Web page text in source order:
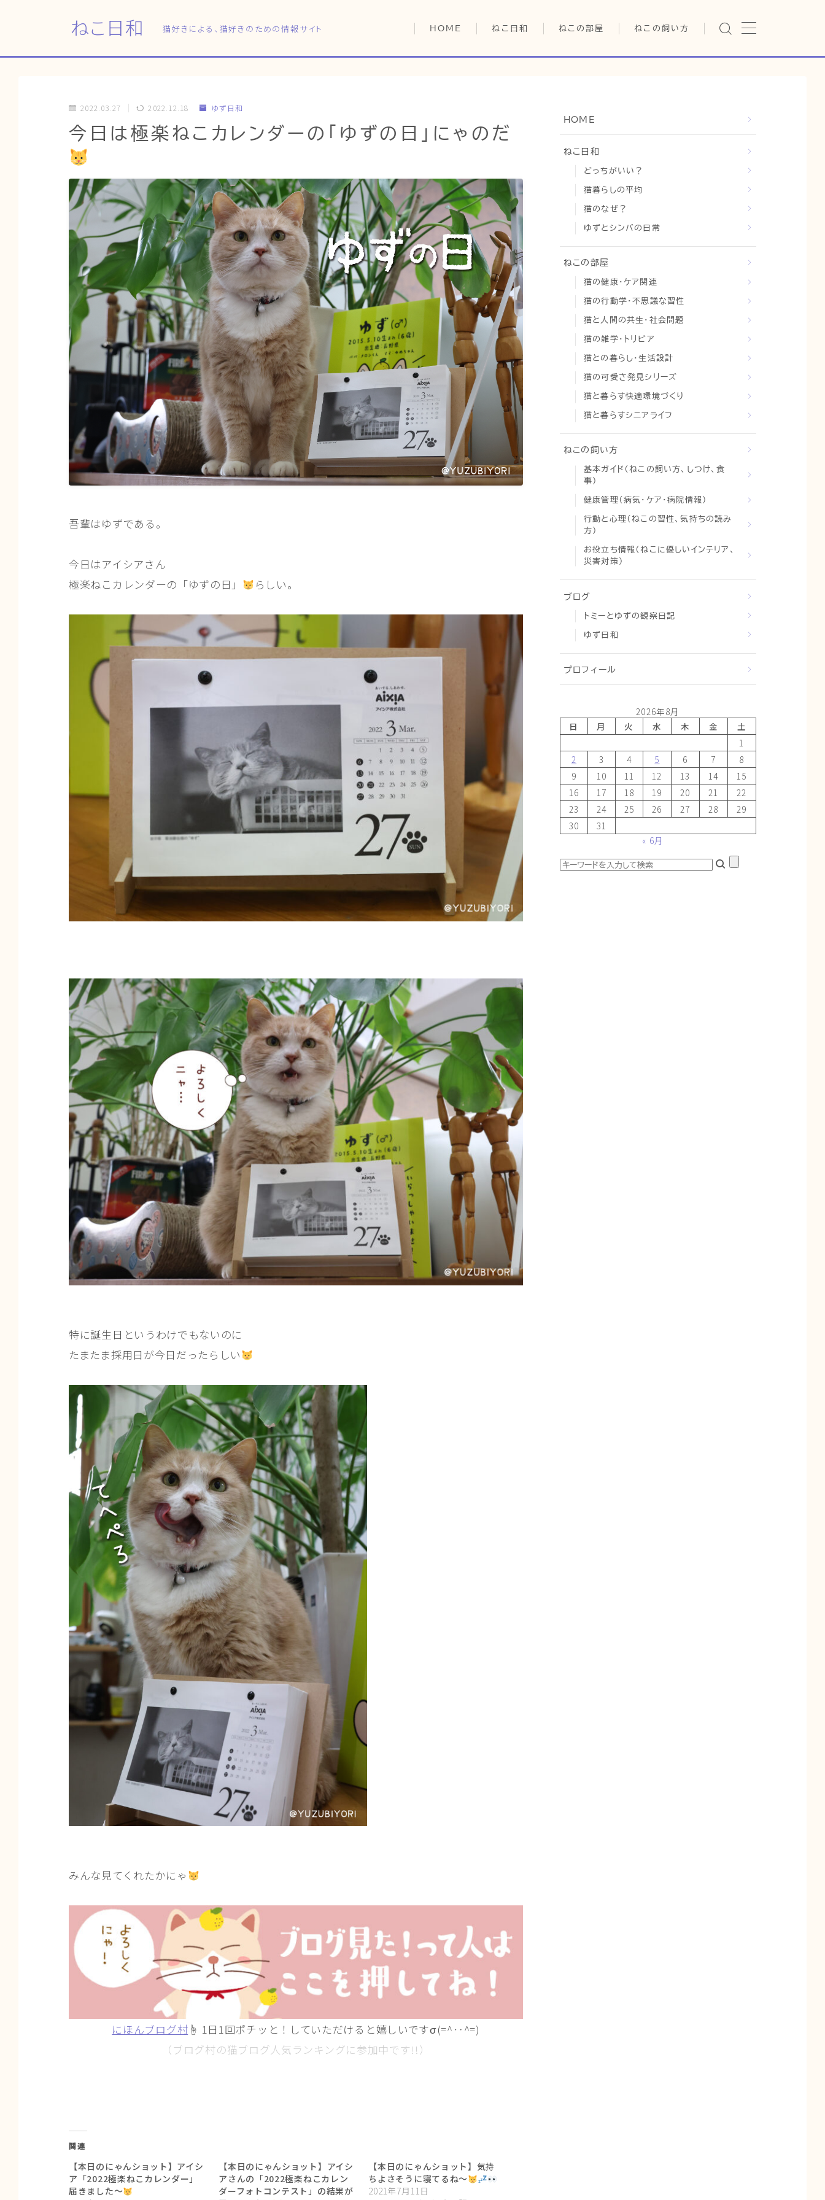
ねこ日和 猫好きによる、猫好きのための情報サイト HOME ねこ日和
どっちがいい？
ゆずとシンバの日常
ねこの部屋
猫の雑学・トリビア
猫と暮らす快適環境づくり
猫と暮らすシニアライフ
猫と人間の共生・社会問題
ねこの飼い方
基本ガイド（ねこの飼い方、し
行動と心理（ねこの習性、気
お役立ち情報（ねこに優しい
インテリア、災害対策）
グッズレビュー（キャットフー
ド、トイレ、爪とぎ）
どっちがいい？
猫暮らしの平均
猫のなぜ？
ゆずとシンバの日常
ねこの部屋
猫の健康・ケア関連
猫の行動学・不思議な習性
猫と人間の共生・社会問題
猫の雑学・トリビア
猫との暮らし・生活設計
猫の可愛さ発見シリーズ
猫と暮らす快適環境づくり
猫と暮らすシニアライフ
ブログ
トミーとゆずの観察日記
プロフィール
2022.03.27 2022.12.18 ゆず日和
今日は極楽ねこカレンダーの「ゆずの日」にゃのだ
吾輩はゆずである。
今日はアイシアさん
極楽ねこカレンダーの「ゆずの日」
らしい。
特に誕生日というわけでもないのに
たまたま採用日が今日だったらしい
みんな見てくれたかにゃ
にほんブログ村 ☝ 1日1回ポチッと！していただけると嬉しいですσ(=^‥^=)
（ブログ村の猫ブログ人気ランキングに参加中です!!）
関連
【本日のにゃんショット】アイシ
ア「2022極楽ねこカレンダー」
届きました〜
【本日のにゃんショット】アイシ
アさんの「2022極楽ねこカレン
ダーフォトコンテスト」の結果が
【本日のにゃんショット】気持
ちよさそうに寝てるね〜
2021年7月11日
HOME
ねこ日和
どっちがいい？
猫暮らしの平均
猫のなぜ？
ゆずとシンバの日常
ねこの部屋
猫の健康・ケア関連
猫の行動学・不思議な習性
猫と人間の共生・社会問題
猫の雑学・トリビア
猫との暮らし・生活設計
猫の可愛さ発見シリーズ
猫と暮らす快適環境づくり
猫と暮らすシニアライフ
ねこの飼い方
基本ガイド（ねこの飼い方、しつけ、食
事）
健康管理（病気・ケア・病院情報）
行動と心理（ねこの習性、気持ちの読み
方）
お役立ち情報（ねこに優しいインテリア、
災害対策）
ブログ
トミーとゆずの観察日記
ゆず日和
プロフィール
2026年8月
日
月 火 水 木 金
土
1
2
3 4 5 6 7
8
9
10 11 12 13 14
15
16
17 18 19 20 21
22
23
24 25 26 27 28
29
30
31
« 6月